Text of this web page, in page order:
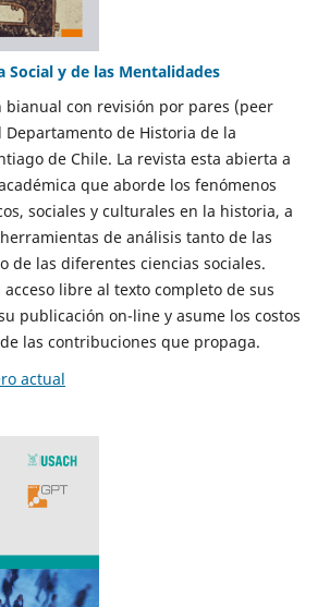
Social y de las Mentalidades
bianual con revisión por pares (peer
Departamento de Historia de la
de Chile. La revista esta abierta a
que aborde los fenómenos
sociales y culturales en la historia, a
de análisis tanto de las
de las diferentes ciencias sociales.
acceso libre al texto completo de sus
publicación on-line y asume los costos
las contribuciones que propaga.
actual